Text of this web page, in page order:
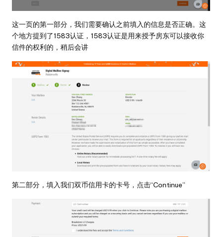
这一页的第一部分，我们需要确认之前填入的信息是否正确。这
个地方提到了1583认证，1583认证是用来授予房东可以接收你
信件的权利的，稍后会讲
第二部分，填入我们双币信用卡的卡号，点击“Continue”